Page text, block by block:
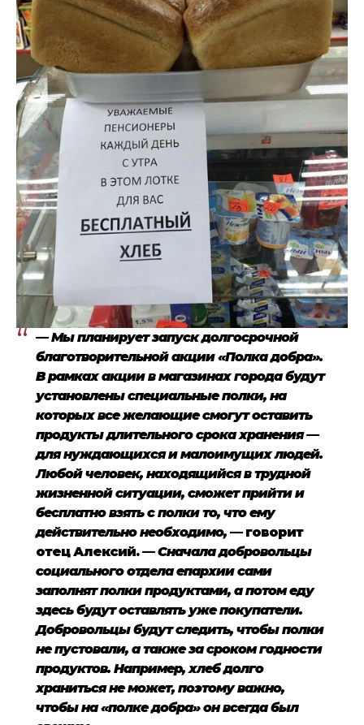
— Мы планирует запуск долгосрочной
благотворительной акции «Полка добра».
В рамках акции в магазинах города будут
установлены специальные полки, на
которых все желающие смогут оставить
продукты длительного срока хранения —
для нуждающихся и малоимущих людей.
Любой человек, находящийся в трудной
жизненной ситуации, сможет прийти и
бесплатно взять с полки то, что ему
действительно необходимо, — говорит
отец Алексий.— Сначала добровольцы
социального отдела епархии сами
заполнят полки продуктами, а потом еду
здесь будут оставлять уже покупатели.
Добровольцы будут следить, чтобы полки
не пустовали, а также за сроком годности
продуктов. Например, хлеб долго
храниться не может, поэтому важно,
чтобы на «полке добра» он всегда был